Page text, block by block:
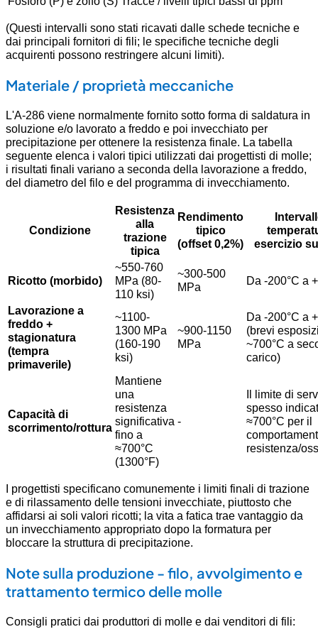
(Questi intervalli sono stati ricavati dalle schede tecniche e
dai principali fornitori di fili; le specifiche tecniche degli
acquirenti possono restringere alcuni limiti).
Materiale / proprietà meccaniche
L'A-286 viene normalmente fornito sotto forma di saldatura in
soluzione e/o lavorato a freddo e poi invecchiato per
precipitazione per ottenere la resistenza finale. La tabella
seguente elenca i valori tipici utilizzati dai progettisti di molle;
i risultati finali variano a seconda della lavorazione a freddo,
del diametro del filo e del programma di invecchiamento.
Condizione
Resistenza
alla
trazione
tipica
Rendimento
tipico
(offset 0,2%)
esercizio
Ricotto (morbido)
~550-760
MPa (80-
110 ksi)
~300-500
MPa
Da -200°C a
Lavorazione a
freddo +
stagionatura
(tempra
primaverile)
~1100-
1300 MPa
(160-190
ksi)
~900-1150
MPa
Da -200°C a
(brevi
~700°C a
carico)
Capacità di
scorrimento/rottura
Mantiene
una
resistenza
significativa
fino a
≈700°C
(1300°F)
-
Il limite di
spesso
≈700°C per il
resistenza/
I progettisti specificano comunemente i limiti finali di trazione
e di rilassamento delle tensioni invecchiate, piuttosto che
affidarsi ai soli valori ricotti; la vita a fatica trae vantaggio da
un invecchiamento appropriato dopo la formatura per
bloccare la struttura di precipitazione.
Note sulla produzione - filo, avvolgimento e
trattamento termico delle molle
Consigli pratici dai produttori di molle e dai venditori di fili: